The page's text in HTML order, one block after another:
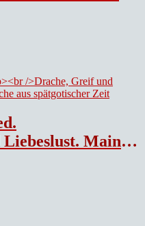
aus spätgotischer Zeit